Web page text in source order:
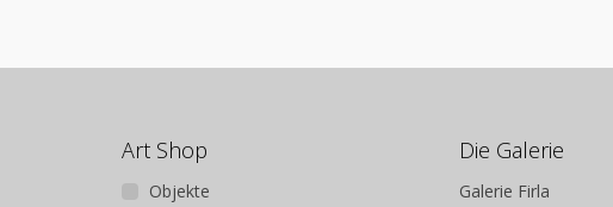
Varianten
Optionen
Varianten
Optionen
auf
Art Shop
Objekte
Die Galerie
Galerie Firla